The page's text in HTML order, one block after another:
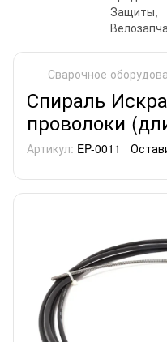
Сварочное
Спираль
проволоки
Артикул: EP-0011